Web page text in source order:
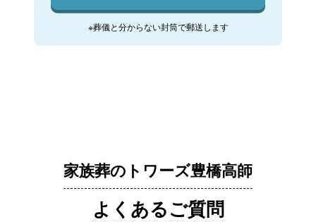
※葬儀と分からない封筒で郵送します
家族葬のトワーズ豊橋高師
よくあるご質問